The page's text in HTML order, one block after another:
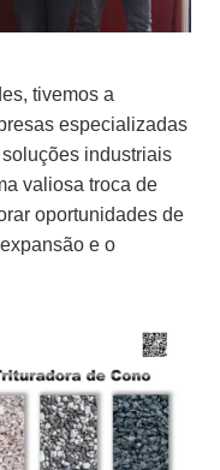
tivemos a
especializadas
industriais
valiosa troca de
oportunidades de
e o